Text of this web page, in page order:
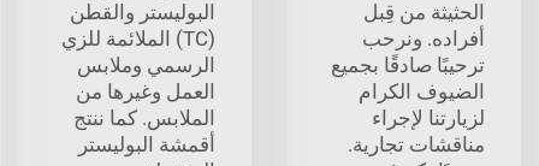
الحثيثة من قِبل
أفراده. ونرحب
ترحيبًا صادقًا بجميع
الضيوف الكرام
لزيارتنا لإجراء
مناقشات تجارية.
البوليستر والقطن
(TC) الملائمة للزي
الرسمي وملابس
العمل وغيرها من
الملابس. كما ننتج
أقمشة البوليستر